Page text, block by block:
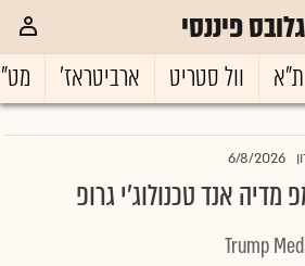
גלובס פיננסי
ת"א וול סטריט ארביטראז'
6/8/2026
מדיה אנד טכנולוג'י גרופ
Trump